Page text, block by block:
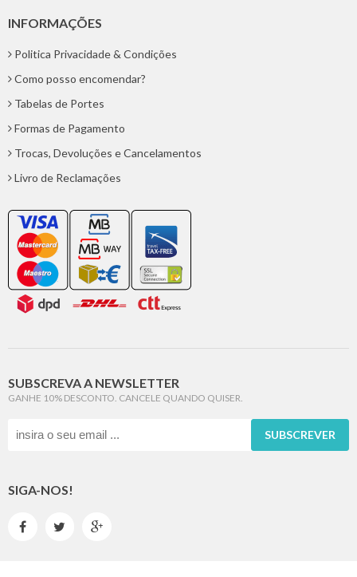
INFORMAÇÕES
Politica Privacidade & Condições
Como posso encomendar?
Tabelas de Portes
Formas de Pagamento
Trocas, Devoluções e Cancelamentos
Livro de Reclamações
SUBSCREVA A NEWSLETTER
GANHE 10% DESCONTO. CANCELE QUANDO QUISER.
SUBSCREVER
SIGA-NOS!
  